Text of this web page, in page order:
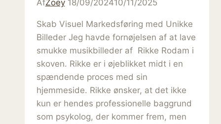
AfZoey 18/09/202410/11/2025
Skab Visuel Markedsføring med Unikke
Billeder Jeg havde fornøjelsen af at lave
smukke musikbilleder af Rikke Rodam i
skoven. Rikke er i øjeblikket midt i en
spændende proces med sin
hjemmeside. Rikke ønsker, at det ikke
kun er hendes professionelle baggrund
som psykolog, der kommer frem, men